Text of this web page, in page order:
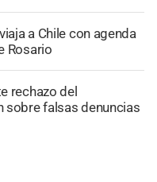
a Chile con agenda
Rosario
rechazo del
sobre falsas denuncias